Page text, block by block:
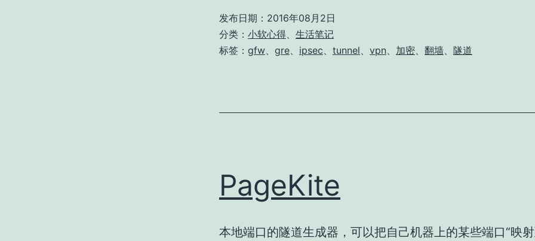
密
发布日期： 2016年08月2日
分类： 小软心得、 生活笔记
标签： gfw、 gre、 ipsec、 tunnel、 vpn、 加密、 翻墙、 隧道
PageKite
本地端口的隧道生成器，可以把自己机器上的某些端口“映